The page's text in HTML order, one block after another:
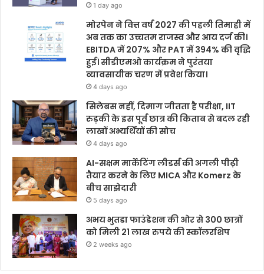
1 day ago
मोरपेन ने वित्त वर्ष 2027 की पहली तिमाही में
अब तक का उच्चतम राजस्व और आय दर्ज की।
EBITDA में 207% और PAT में 394% की वृद्धि
हुई। सीडीएमओ कार्यक्रम ने पुरंतया
व्यावसायीक चरण में प्रवेश किया।
4 days ago
सिलेबस नहीं, दिमाग जीतता है परीक्षा, IIT
रुड़की के इस पूर्व छात्र की किताब से बदल रही
लाखों अभ्यर्थियों की सोच
4 days ago
AI-सक्षम मार्केटिंग लीडर्स की अगली पीढ़ी
तैयार करने के लिए MICA और Komerz के
बीच साझेदारी
5 days ago
अभय भुतडा फाउंडेशन की ओर से 300 छात्रों
को मिली 21 लाख रुपये की स्कॉलरशिप
2 weeks ago